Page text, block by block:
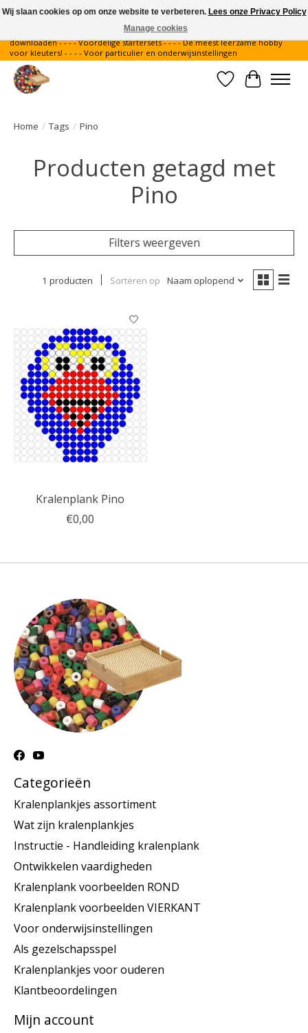
Gratis verzending binnen Nederland - - - - Legvoorbeelden gratis te
downloaden - - - - Voordelige startersets - - - - De meest leerzame hobby
voor kleuters! - - - - Voor particulier en onderwijsinstellingen
Verlanglijst
Home / Tags / Pino
Producten getagd met
Pino
Filters weergeven
1 producten Sorteren op Naam oplopend
Kralenplank Pino
€0,00
Categorieën
Kralenplankjes assortiment
Wat zijn kralenplankjes
Instructie - Handleiding kralenplank
Ontwikkelen vaardigheden
Kralenplank voorbeelden ROND
Kralenplank voorbeelden VIERKANT
Voor onderwijsinstellingen
Als gezelschapsspel
Kralenplankjes voor ouderen
Klantbeoordelingen
Mijn account
Wij slaan cookies op om onze website te verbeteren. Lees onze Privacy Policy
Manage cookies